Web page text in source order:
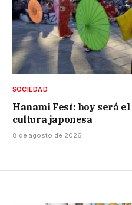
SOCIEDAD
Hanami Fest: hoy será
cultura japonesa
8 de agosto de 2026